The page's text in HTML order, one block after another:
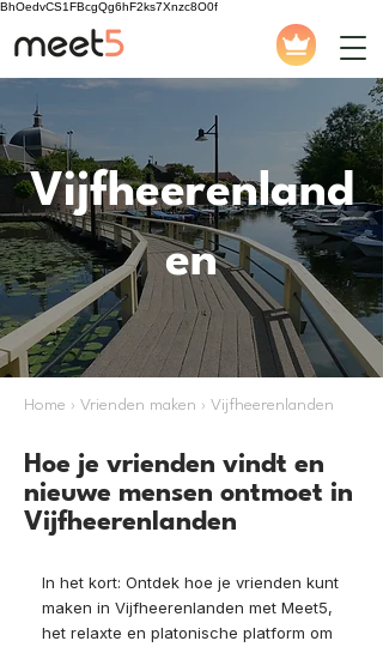
BhOedvCS1FBcgQg6hF2ks7Xnzc8O0f
Vijfheerenland
en
Home › Vrienden maken › Vijfheerenlanden
Hoe je vrienden vindt en
nieuwe mensen ontmoet in
Vijfheerenlanden
In het kort: Ontdek hoe je vrienden kunt
maken in Vijfheerenlanden met Meet5,
het relaxte en platonische platform om